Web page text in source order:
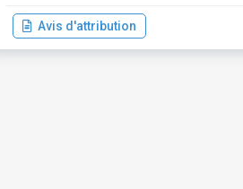
Avis d'attribution